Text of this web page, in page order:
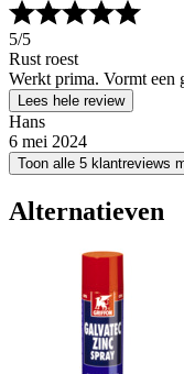
5/5
Rust roest
Werkt prima. Vormt een
Lees hele review
Hans
6 mei 2024
Toon alle 5 klantreviews
Alternatieven